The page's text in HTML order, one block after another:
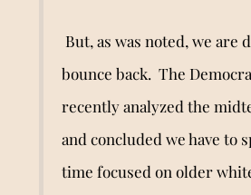
But, as was noted, we are
bounce back. The
recently analyzed the
and concluded we have to
time focused on older